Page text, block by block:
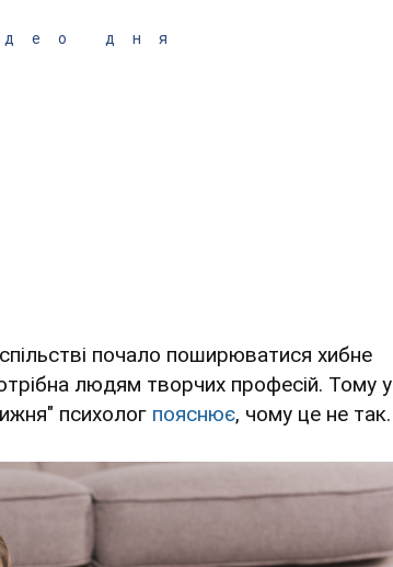
дня
почало поширюватися хибне
людям творчих професій. Тому у
психолог пояснює, чому це не так.